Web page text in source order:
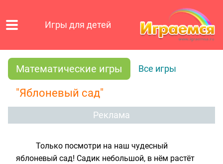
Игры для детей
Математические игры Все игры
"Яблоневый сад"
Реклама
Только посмотри на наш чудесный
яблоневый сад! Садик небольшой, в нём растёт